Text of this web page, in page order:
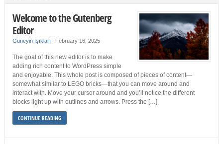
Welcome to the Gutenberg
Editor
Güneyin Işıkları | February 16, 2025
The goal of this new editor is to make
adding rich content to WordPress simple
and enjoyable. This whole post is composed of pieces of content—
somewhat similar to LEGO bricks—that you can move around and
interact with. Move your cursor around and you’ll notice the different
blocks light up with outlines and arrows. Press the […]
CONTINUE READING